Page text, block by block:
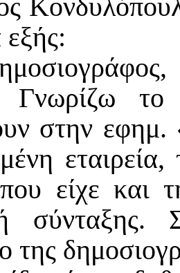
Γνωρίζω
στην
είχε και
της